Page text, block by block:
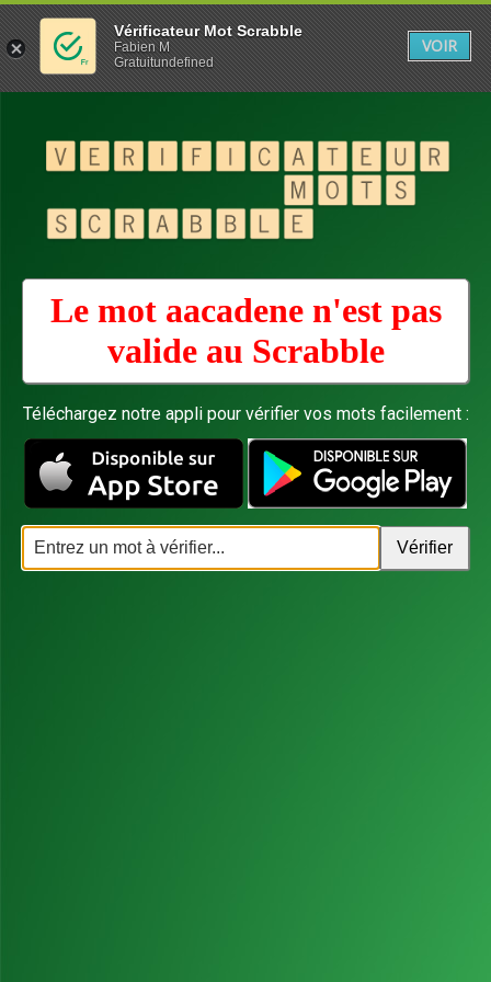
Le mot aacadene n'est pas
valide au Scrabble
Téléchargez notre appli pour vérifier vos mots facilement :
Vérificateur Mot Scrabble
Fabien M
Gratuitundefined
VOIR